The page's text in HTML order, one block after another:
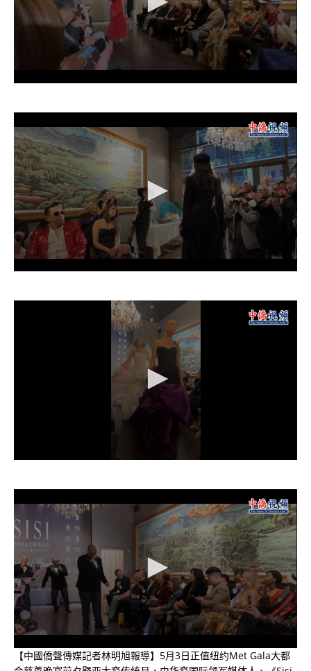
【中國僑聲傳媒記者林明旭報導】 5月3日正值纽约Met Gala大都